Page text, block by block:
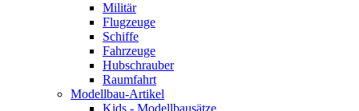
Militär
Flugzeuge
Schiffe
Fahrzeuge
Hubschrauber
Raumfahrt
Modellbau-Artikel
Kids - Modellbausätze